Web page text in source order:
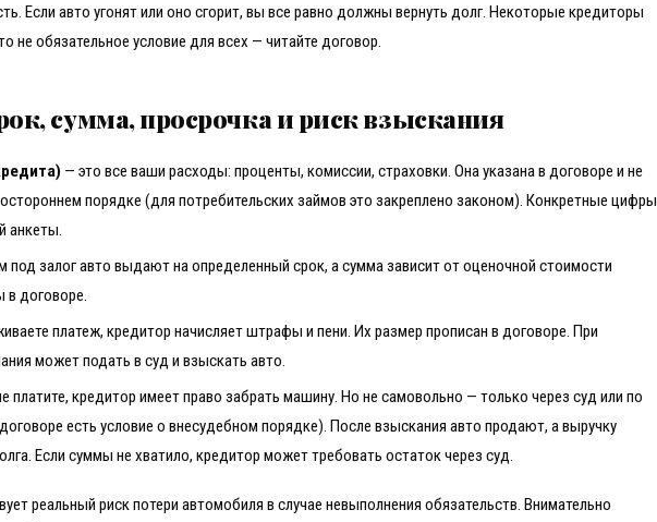
Если авто угонят или оно сгорит, вы все равно должны вернуть долг. Некоторые кредиторы
не обязательное условие для всех — читайте договор.
сумма, просрочка и риск взыскания
— это все ваши расходы: проценты, комиссии, страховки. Она указана в договоре и не
порядке (для потребительских займов это закреплено законом). Конкретные цифры
анкеты.
под залог авто выдают на определенный срок, а сумма зависит от оценочной стоимости
в договоре.
платеж, кредитор начисляет штрафы и пени. Их размер прописан в договоре. При
может подать в суд и взыскать авто.
платите, кредитор имеет право забрать машину. Но не самовольно — только через суд или по
есть условие о внесудебном порядке). После взыскания авто продают, а выручку
Если суммы не хватило, кредитор может требовать остаток через суд.
реальный риск потери автомобиля в случае невыполнения обязательств. Внимательно